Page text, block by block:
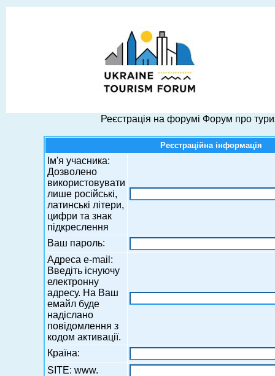
Реєстрація на форумі Форум про
Реєстраційна інформація
Ім'я учасника:
Дозволено
використовувати
лише російські,
латинські літери,
цифри та знак
підкреслення
Ваш пароль:
Адреса e-mail:
Введіть існуючу
електронну
адресу. На Ваш
емайл буде
надіслано
повідомлення з
кодом активації.
Країна:
SITE: www.